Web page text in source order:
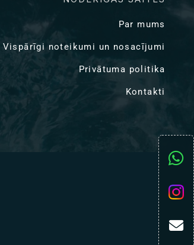
Par mums
Vispārīgi noteikumi un nosacījumi
Privātuma politika
Kontakti